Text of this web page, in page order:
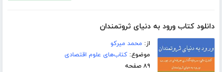
دانلود کتاب ورود به دنیای ثروتمندان
از: محمد میرکو
موضوع:کتاب‌های علوم اقتصادی
۸۹ صفحه